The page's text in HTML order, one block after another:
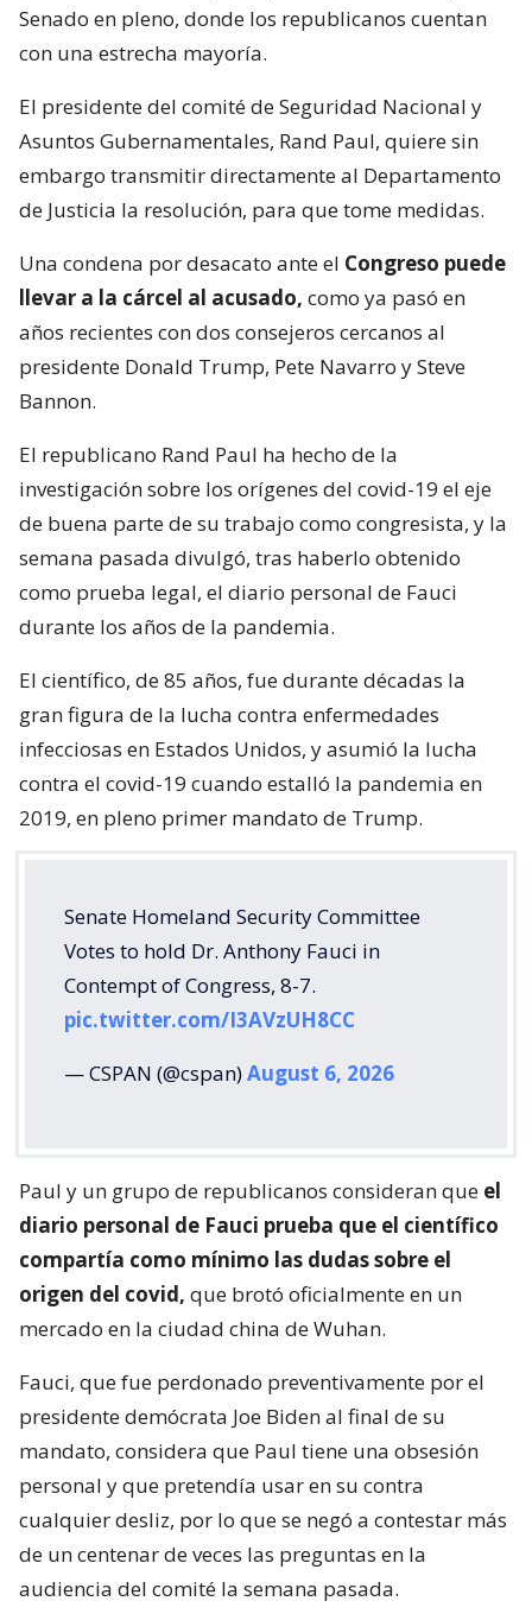
Senado en pleno, donde los republicanos cuentan
con una estrecha mayoría.
El presidente del comité de Seguridad Nacional y
Asuntos Gubernamentales, Rand Paul, quiere sin
embargo transmitir directamente al Departamento
de Justicia la resolución, para que tome medidas.
Una condena por desacato ante el Congreso puede
llevar a la cárcel al acusado, como ya pasó en
años recientes con dos consejeros cercanos al
presidente Donald Trump, Pete Navarro y Steve
Bannon.
El republicano Rand Paul ha hecho de la
investigación sobre los orígenes del covid-19 el eje
de buena parte de su trabajo como congresista, y la
semana pasada divulgó, tras haberlo obtenido
como prueba legal, el diario personal de Fauci
durante los años de la pandemia.
El científico, de 85 años, fue durante décadas la
gran figura de la lucha contra enfermedades
infecciosas en Estados Unidos, y asumió la lucha
contra el covid-19 cuando estalló la pandemia en
2019, en pleno primer mandato de Trump.
Senate Homeland Security Committee
Votes to hold Dr. Anthony Fauci in
Contempt of Congress, 8-7.
pic.twitter.com/I3AVzUH8CC
— CSPAN (@cspan)August 6, 2026
Paul y un grupo de republicanos consideran que el
diario personal de Fauci prueba que el científico
compartía como mínimo las dudas sobre el
origen del covid, que brotó oficialmente en un
mercado en la ciudad china de Wuhan.
Fauci, que fue perdonado preventivamente por el
presidente demócrata Joe Biden al final de su
mandato, considera que Paul tiene una obsesión
personal y que pretendía usar en su contra
cualquier desliz, por lo que se negó a contestar más
de un centenar de veces las preguntas en la
audiencia del comité la semana pasada.